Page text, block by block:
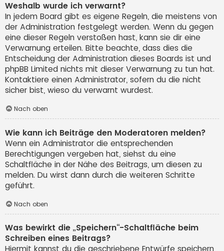
Weshalb wurde ich verwarnt?
In jedem Board gibt es eigene Regeln, die meistens von
der Administration festgelegt werden. Wenn du gegen
eine dieser Regeln verstoßen hast, kann sie dir eine
Verwarnung erteilen. Bitte beachte, dass dies die
Entscheidung der Administration dieses Boards ist und
phpBB Limited nichts mit dieser Verwarnung zu tun hat.
Kontaktiere einen Administrator, sofern du die nicht
sicher bist, wieso du verwarnt wurdest.
Nach oben
Wie kann ich Beiträge den Moderatoren melden?
Wenn ein Administrator die entsprechenden
Berechtigungen vergeben hat, siehst du eine
Schaltfläche in der Nähe des Beitrags, um diesen zu
melden. Du wirst dann durch die weiteren Schritte
geführt.
Nach oben
Was bewirkt die „Speichern“-Schaltfläche beim
Schreiben eines Beitrags?
Hiermit kannst du die geschriebene Entwürfe speichern